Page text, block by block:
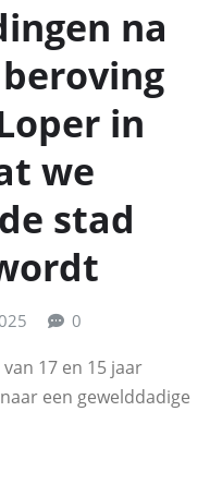
na
in
we
stad
0
17 en 15 jaar
een gewelddadige